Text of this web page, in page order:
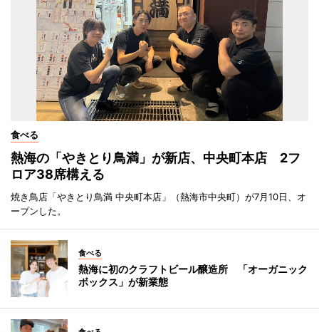
食べる
熱海の「やきとり鳥満」が新店、中央町本店 2フ
ロア38席構える
焼き鳥店「やきとり鳥満 中央町本店」（熱海市中央町）が7月10日、オ
ープンした。
食べる
熱海に初のクラフトビール醸造所 「オーガニック
ボックス」が新業態